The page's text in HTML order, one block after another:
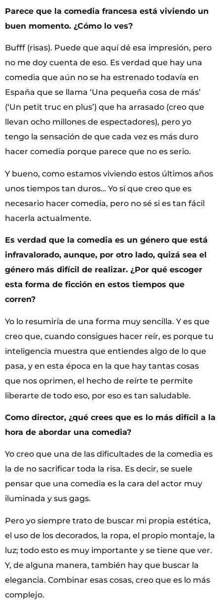
Parece que la comedia francesa está viviendo un
buen momento. ¿Cómo lo ves?
Bufff (risas). Puede que aquí dé esa impresión, pero
no me doy cuenta de eso. Es verdad que hay una
comedia que aún no se ha estrenado todavía en
España que se llama ‘Una pequeña cosa de más’
(‘Un petit truc en plus’) que ha arrasado (creo que
llevan ocho millones de espectadores), pero yo
tengo la sensación de que cada vez es más duro
hacer comedia porque parece que no es serio.
Y bueno, como estamos viviendo estos últimos años
unos tiempos tan duros… Yo sí que creo que es
necesario hacer comedia, pero no sé si es tan fácil
hacerla actualmente.
Es verdad que la comedia es un género que está
infravalorado, aunque, por otro lado, quizá sea el
género más difícil de realizar. ¿Por qué escoger
esta forma de ficción en estos tiempos que
corren?
Yo lo resumiría de una forma muy sencilla. Y es que
creo que, cuando consigues hacer reír, es porque tu
inteligencia muestra que entiendes algo de lo que
pasa, y en esta época en la que hay tantas cosas
que nos oprimen, el hecho de reírte te permite
liberarte de todo eso, por eso es tan saludable.
Como director, ¿qué crees que es lo más difícil a la
hora de abordar una comedia?
Yo creo que una de las dificultades de la comedia es
la de no sacrificar toda la risa. Es decir, se suele
pensar que una comedia es la cara del actor muy
iluminada y sus gags.
Pero yo siempre trato de buscar mi propia estética,
el uso de los decorados, la ropa, el propio montaje, la
luz; todo esto es muy importante y se tiene que ver.
Y, de alguna manera, también hay que buscar la
elegancia. Combinar esas cosas, creo que es lo más
complejo.